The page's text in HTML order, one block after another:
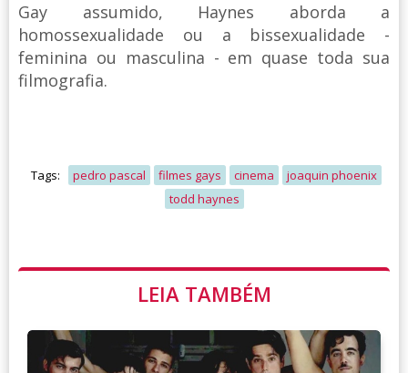
Gay assumido, Haynes aborda a
homossexualidade ou a bissexualidade -
feminina ou masculina - em quase toda sua
filmografia.
Tags: pedro pascal filmes gays cinema
joaquin phoenix
todd haynes
LEIA TAMBÉM